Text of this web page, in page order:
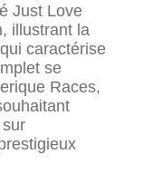
Just Love
illustrant la
caractérise
se
Races,